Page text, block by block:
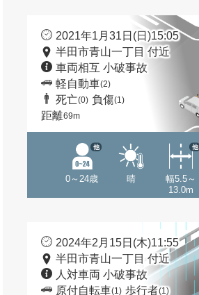
2021年1月31日(日)15:05
半田市青山一丁目 付近
車両相互 小破事故
軽自動車(2)
死亡(0) 負傷(1)
距離69m
0～24歳
他
晴
幅5.5～
13.0m
他
2024年2月15日(木)11:55
半田市青山一丁目 付近
人対車両 小破事故
原付自転車(1) 歩行者(1)